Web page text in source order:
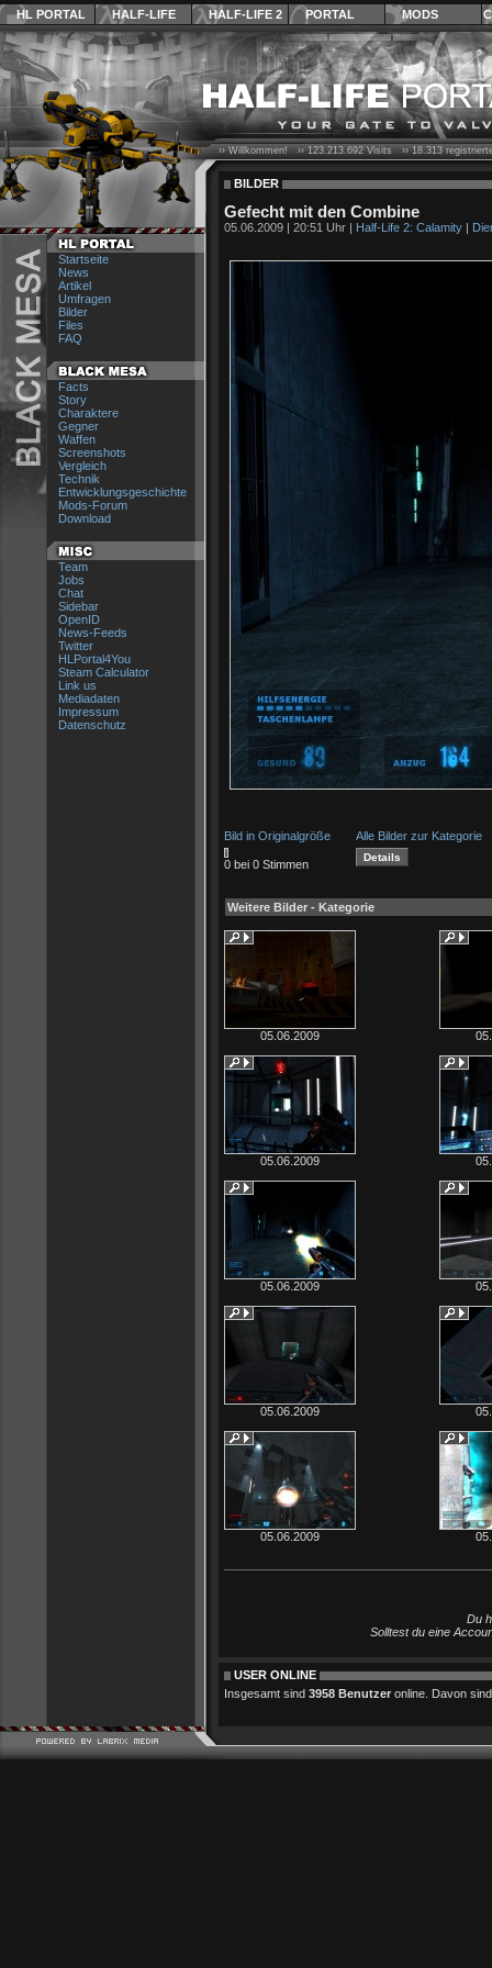
HL PORTAL HALF-LIFE HALF-LIFE 2 PORTAL MODS
Startseite
News
Artikel
Umfragen
Bilder
Files
FAQ
Facts
Story
Charaktere
Gegner
Waffen
Screenshots
Vergleich
Technik
Entwicklungsgeschichte
Mods-Forum
Download
Team
Jobs
Chat
Sidebar
OpenID
News-Feeds
Twitter
HLPortal4You
Steam Calculator
Link us
Mediadaten
Impressum
Datenschutz
›› Willkommen! ››123.213.692Visits ››18.313
BILDER
Gefecht mit den Combine
05.06.2009 | 20:51 Uhr | Half-Life 2: Calamity |
Bild in Originalgröße Alle Bilder zur Kategorie
0 bei 0 Stimmen
Weitere Bilder - Kategorie
05.06.2009
05.06.2009
05.06.2009
05.06.2009
05.06.2009
Du
Solltest du eine
USER ONLINE
Insgesamt sind 3958 Benutzer online. Davon